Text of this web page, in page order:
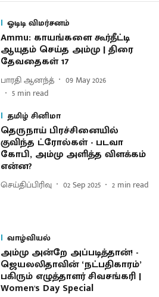
ஓடிடி விமர்சனம்
Ammu: காயங்களை கூர்தீட்டி
ஆயுதம் செய்த அம்மு | திரை
தேவதைகள் 17
பாரதி ஆனந்த்
09 May 2026
5 min read
தமிழ் சினிமா
தெருநாய் பிரச்சினையில்
குவிந்த ட்ரோல்கள் - படவா
கோபி, அம்மு அளித்த விளக்கம்
என்ன?
செய்திப்பிரிவு 02 Sep 2025 2 min read
வாழ்வியல்
அம்மு அன்றே அப்படித்தான்! -
ஜெயலலிதாவின் ‘நட்பதிகாரம்’
பகிரும் எழுத்தாளர் சிவசங்கரி |
Women's Day Special